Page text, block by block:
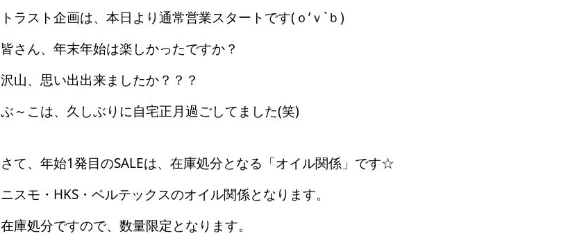
トラスト企画は、本日より通常営業スタートです(ｏ’ｖ`ｂ)
皆さん、年末年始は楽しかったですか？
沢山、思い出出来ましたか？？？
ぶ～こは、久しぶりに自宅正月過ごしてました(笑)
さて、年始1発目のSALEは、在庫処分となる「オイル関係」です☆
ニスモ・HKS・ベルテックスのオイル関係となります。
在庫処分ですので、数量限定となります。